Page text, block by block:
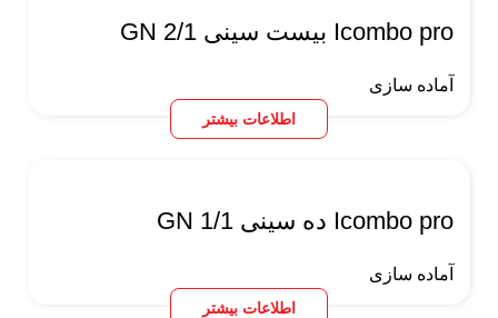
Icombo pro بیست سینی GN 2/1
آماده سازی
اطلاعات بیشتر
Icombo pro ده سینی GN 1/1
آماده سازی
اطلاعات بیشتر